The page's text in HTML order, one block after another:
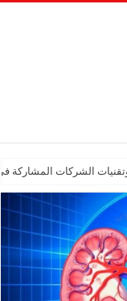
الشركات المشاركة في